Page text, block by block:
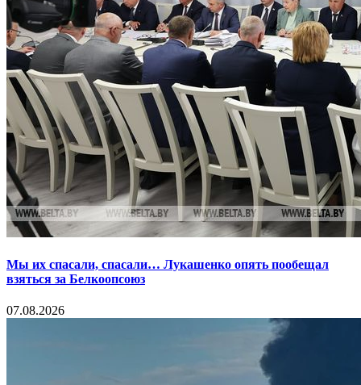
Мы их спасали, спасали… Лукашенко опять пообещал
взяться за Белкоопсоюз
07.08.2026